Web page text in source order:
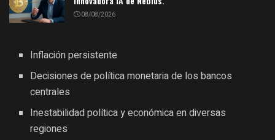
08/08/2026
Inflación persistente
Decisiones de política monetaria de los bancos
centrales
Inestabilidad política y económica en diversas
regiones